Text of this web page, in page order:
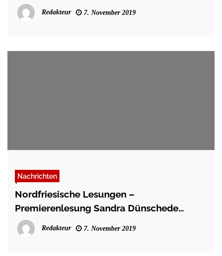
dreijährige Kooperationsvereinbarung
Redakteur 7. November 2019
Nachrichten
Nordfriesische Lesungen –
Premierenlesung Sandra Dünschede
„Friesenschrei“
Redakteur 7. November 2019